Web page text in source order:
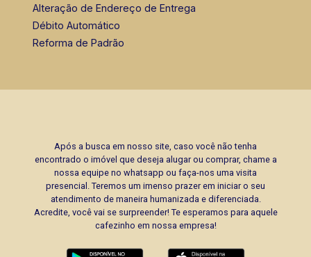
Alteração de Endereço de Entrega
Débito Automático
Reforma de Padrão
Após a busca em nosso site, caso você não tenha
encontrado o imóvel que deseja alugar ou comprar, chame a
nossa equipe no whatsapp ou faça-nos uma visita
presencial. Teremos um imenso prazer em iniciar o seu
atendimento de maneira humanizada e diferenciada.
Acredite, você vai se surpreender! Te esperamos para aquele
cafezinho em nossa empresa!